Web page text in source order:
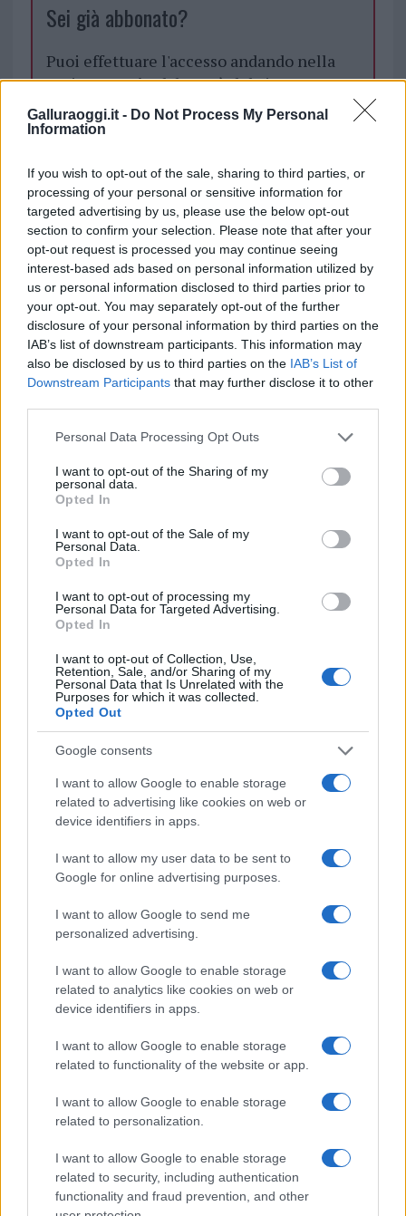
Galluraoggi.it - Do Not Process My Personal
Information
If you wish to opt-out of the sale, sharing to third parties, or
processing of your personal or sensitive information for
targeted advertising by us, please use the below opt-out
section to confirm your selection. Please note that after your
opt-out request is processed you may continue seeing
interest-based ads based on personal information utilized by
us or personal information disclosed to third parties prior to
your opt-out. You may separately opt-out of the further
disclosure of your personal information by third parties on the
IAB’s list of downstream participants. This information may
also be disclosed by us to third parties on the IAB’s List of
Downstream Participants that may further disclose it to other
Please note that this website/app uses one or more Google
not limited to your visit or usage behaviour. You may click to
grant or deny consent to Google and its third-party tags to
use your data for below specified purposes in below Google
consent section.
Personal Data Processing Opt Outs
I want to opt-out of the Sharing of my
personal data.
Opted In
I want to opt-out of the Sale of my
Personal Data.
Opted In
I want to opt-out of processing my
Personal Data for Targeted Advertising.
Opted In
I want to opt-out of Collection, Use,
Retention, Sale, and/or Sharing of my
Personal Data that Is Unrelated with the
Purposes for which it was collected.
Opted Out
Google consents
I want to allow Google to enable storage
related to advertising like cookies on web or
device identifiers in apps.
I want to allow my user data to be sent to
Google for online advertising purposes.
I want to allow Google to send me
personalized advertising.
I want to allow Google to enable storage
related to analytics like cookies on web or
device identifiers in apps.
I want to allow Google to enable storage
related to functionality of the website or app.
I want to allow Google to enable storage
related to personalization.
I want to allow Google to enable storage
related to security, including authentication
functionality and fraud prevention, and other
Sei già abbonato?
Puoi effettuare l'accesso andando nella
sezioneLogindal menù del sito o
cliccando qui
TEMI:
Concerto Bob Sinclair
Concerto Cala Dei Sardi
Concerto Galleggiante
Concerto Salmo
Notizie in tempo reale?
Entra nel canale telegram di
GalluraOggi.it
Su WhatsApp al numero +39
345 356 7512
Google News
Condividi l'articolo
F
a
ce
b
o
o
k
T
w
it
te
r
Pi
n
te
re
st
W
at
s
A
p
p
S
a
Articolo precedente
Prossimo articolo
Meteo Olbia 9 agosto, temperature in calo
Salmo finisce in ospedale a Catania, ma il tour
va avanti: “Sicilia, ci sono”
Jovanotti, Gabry Ponte e Alfa: Olbia ombelico del
mondo per una notte
Giorgia Meloni a La Maddalena, la vicesindaco:
“Orgoglio e discrezione per visita privata̶…
Incendio nella notte a Olbia, a fuoco due furgoni